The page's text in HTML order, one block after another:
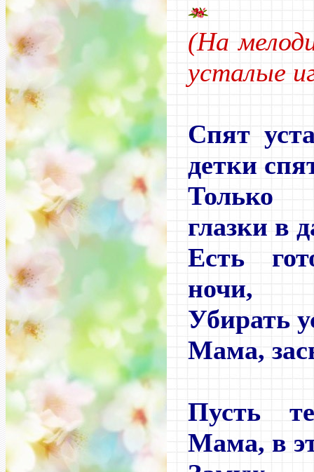
(На
усталые
Спят
детки
глазки в
Есть
ночи,
Убирать
Мама,
Пусть
Мама, в